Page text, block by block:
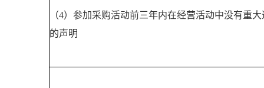
（4）参加采购活动前三年内在经营活动中没有重
的声明